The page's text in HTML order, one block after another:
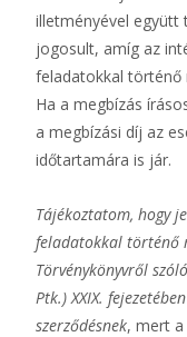
illetményével együtt
jogosult, amíg az
feladatokkal történő
Ha a megbízás
a megbízási díj az
időtartamára is jár.
Tájékoztatom, hogy
feladatokkal történő
Törvénykönyvről
Ptk.) XXIX.
szerződésnek, mert